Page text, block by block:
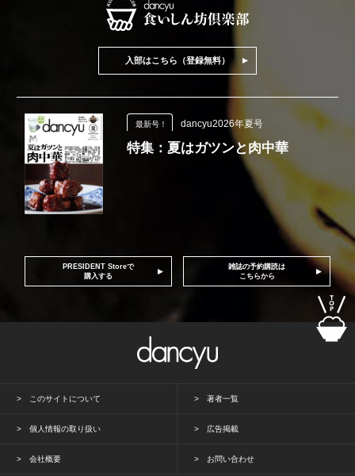
入部はこちら（登録無料）
最新号！ dancyu2026年夏号
特集：夏はガツンと肉中華
PRESIDENT Storeで
購入する
雑誌の予約購読は
こちらから
このサイトについて 著者一覧
個人情報の取り扱い 広告掲載
会社概要 お問い合わせ